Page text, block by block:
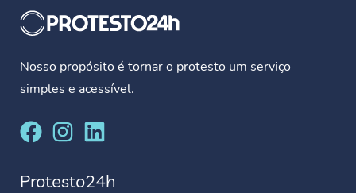
Nosso propósito é tornar o protesto um serviço
simples e acessível.
Protesto24h